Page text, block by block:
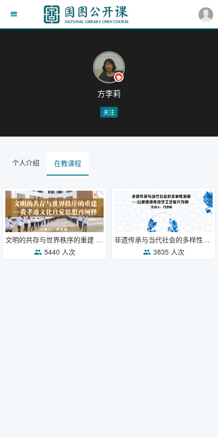
方李莉
关注
个人介绍 在教课程
文明的共存与世界秩序的重建 ——费孝通文化自觉思想再阐释
5440 人次
非遗传承与当代社会的多样性发展——以景德镇传统手工艺复兴为例
3835 人次